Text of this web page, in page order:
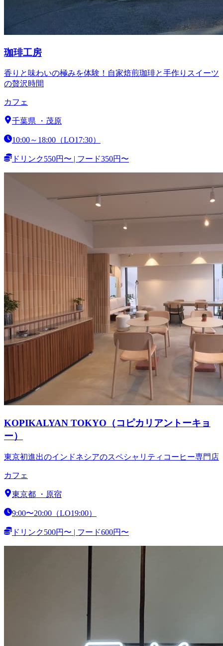
珈琲工房
香りと味わいの極みを体験！自家焙煎珈琲と手作りスイーツ
の贅沢時間
カフェ
千葉県 ・ 茂原
10:00～18:00（LO17:30）
ドリンク550円〜 | フード350円〜
KOPIKALYAN TOKYO（コピカリアントーキョ
ー）
東京初進出のインドネシアのスペシャリティコーヒー専門店
カフェ
東京都 ・ 原宿
9:00〜20:00（LO19:00）
ドリンク500円〜 | フード600円〜